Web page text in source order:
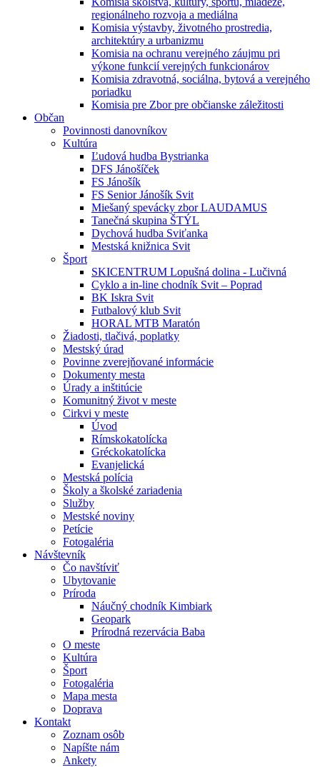
regionálneho rozvoja a mediálna
Komisia výstavby, životného prostredia,
architektúry a urbanizmu
Komisia na ochranu verejného záujmu pri
výkone funkcií verejných funkcionárov
Komisia zdravotná, sociálna, bytová a verejného
poriadku
Komisia pre Zbor pre občianske záležitosti
Občan
Povinnosti danovníkov
Kultúra
Ľudová hudba Bystrianka
DFS Jánošíček
FS Jánošík
FS Senior Jánošík Svit
Miešaný spevácky zbor LAUDAMUS
Tanečná skupina ŠTÝL
Dychová hudba Sviťanka
Mestská knižnica Svit
Šport
SKICENTRUM Lopušná dolina - Lučivná
Cyklo a in-line chodník Svit – Poprad
BK Iskra Svit
Futbalový klub Svit
HORAL MTB Maratón
Žiadosti, tlačivá, poplatky
Mestský úrad
Povinne zverejňované informácie
Dokumenty mesta
Úrady a inštitúcie
Komunitný život v meste
Cirkvi v meste
Úvod
Rímskokatolícka
Gréckokatolícka
Evanjelická
Mestská polícia
Školy a školské zariadenia
Služby
Mestské noviny
Petície
Fotogaléria
Návštevník
Čo navštíviť
Ubytovanie
Príroda
Náučný chodník Kimbiark
Geopark
Prírodná rezervácia Baba
O meste
Kultúra
Šport
Fotogaléria
Mapa mesta
Doprava
Kontakt
Zoznam osôb
Napíšte nám
Ankety